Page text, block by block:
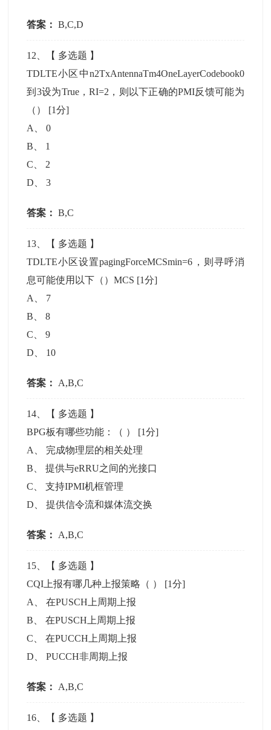
答案： B,C,D
12 、【 多选题 】
TDLTE小区中n2TxAntennaTm4OneLayerCodebook0
到3设为True，RI=2，则以下正确的PMI反馈可能为
（） [1分]
A
、0
B
1
C
2
D 、3
答案： B,C
13 、【 多选题 】
TDLTE小区设置pagingForceMCSmin=6，则寻呼消
息可能使用以下（）MCS [1分]
A
7
B 、8
C 、9
D
10
答案： A,B,C
14 、【 多选题 】
BPG板有哪些功能：（ ） [1分]
A
完成物理层的相关处理
B 、提供与eRRU之间的光接口
C 、支持IPMI机框管理
D 、提供信令流和媒体流交换
答案： A,B,C
15 、【 多选题 】
CQI上报有哪几种上报策略（ ） [1分]
A
、在PUSCH上周期上报
B 、在PUSCH上周期上报
C 、在PUCCH上周期上报
D 、PUCCH非周期上报
答案： A,B,C
16 、【 多选题 】